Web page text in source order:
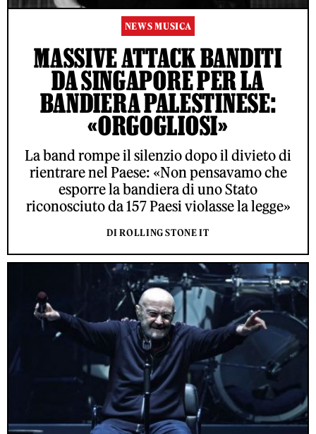
NEWS MUSICA
MASSIVE ATTACK BANDITI
DA SINGAPORE PER LA
BANDIERA PALESTINESE:
«ORGOGLIOSI»
La band rompe il silenzio dopo il divieto di
rientrare nel Paese: «Non pensavamo che
esporre la bandiera di uno Stato
riconosciuto da 157 Paesi violasse la legge»
DI ROLLING STONE IT